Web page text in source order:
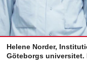
Helene Norder,
Göteborgs